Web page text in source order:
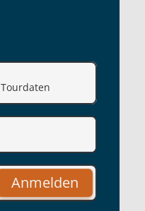
Tourdaten
Anmelden